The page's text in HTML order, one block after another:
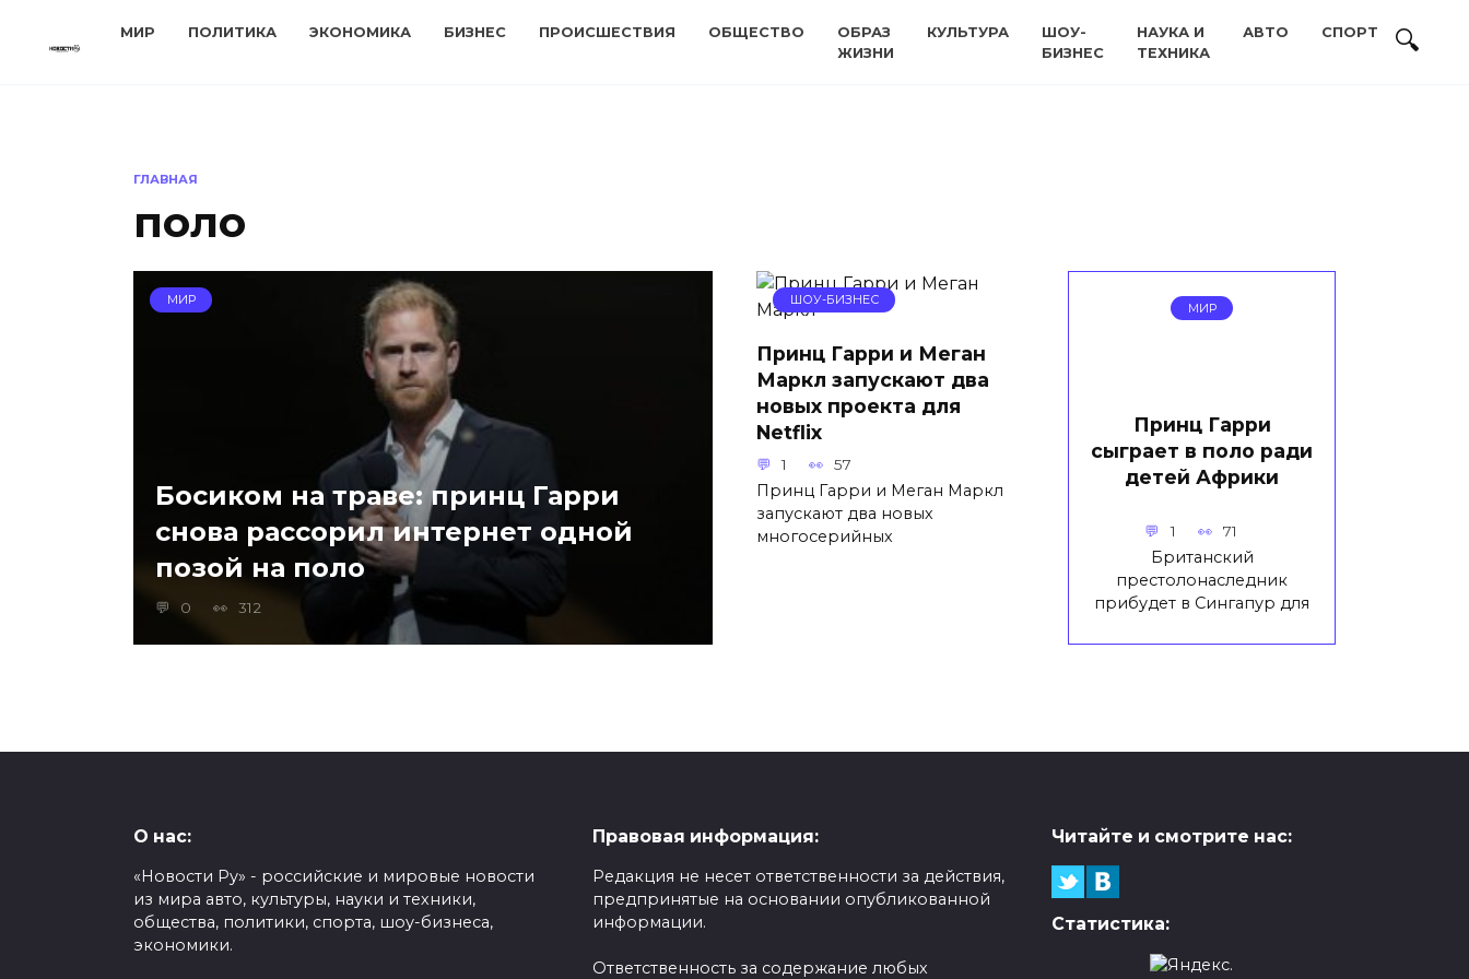
МИР ПОЛИТИКА ЭКОНОМИКА БИЗНЕС ПРОИСШЕСТВИЯ ОБЩЕСТВО
ОБРАЗ
ЖИЗНИ
КУЛЬТУРА
ШОУ-
БИЗНЕС
НАУКА И
ТЕХНИКА
АВТО СПОРТ
ГЛАВНАЯ
поло
МИР
Босиком на траве: принц Гарри
снова рассорил интернет одной
позой на поло
0 312
ШОУ-БИЗНЕС
Принц Гарри и Меган
Маркл запускают два
новых проекта для
Netflix
1 57
Принц Гарри и Меган Маркл
запускают два новых
многосерийных
МИР
Принц Гарри
сыграет в поло ради
детей Африки
1 71
Британский
престолонаследник
прибудет в Сингапур для
О нас:
«Новости Ру» - российские и мировые новости
из мира авто, культуры, науки и техники,
общества, политики, спорта, шоу-бизнеса,
экономики.
Правовая информация:
Редакция не несет ответственности за действия,
предпринятые на основании опубликованной
информации.
Ответственность за содержание любых
Читайте и смотрите нас:
Статистика: